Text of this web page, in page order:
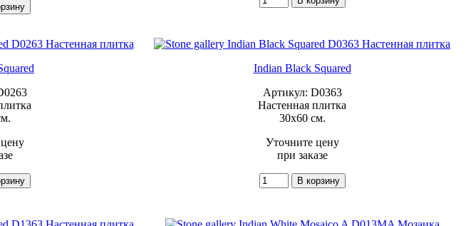
Indian Black Squared
Артикул: D0363
Настенная плитка
30x60 см.
Уточните цену
при заказе